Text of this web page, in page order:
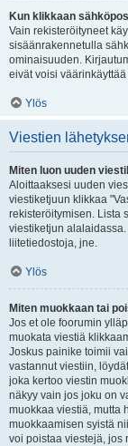
Kun klikkaan
Vain rekisteröityneet
sisäänrakennetulla
ominaisuuden.
eivät voisi
Ylös
Viestien
Miten luon uuden
Aloittaaksesi uuden
viestiketjuun klikkaa
rekisteröitymisen. Lista
viestiketjun
liitetiedostoja, jne.
Ylös
Miten muokkaan tai
Jos et ole foorumin
muokata viestiä
Joskus painike toimii
vastannut viestiin,
joka kertoo viestin
näkyy vain jos joku on
muokkaa viestiä, mutta
muokkaamisen syistä
voi poistaa viestejä, jos